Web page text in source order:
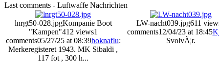
Last comments - Luftwaffe Nachrichten
lnrgt50-028.jpgKompanie Boot
"Kampen"412 views1
comments05/27/25 at 08:39boknaflu:
Merkeregisteret 1943. MK Sibaldi ,
117 fot , 300 h...
LW-nacht039.jpg611
comments12/04/23 at 18:45
SvolvÃ¦r.